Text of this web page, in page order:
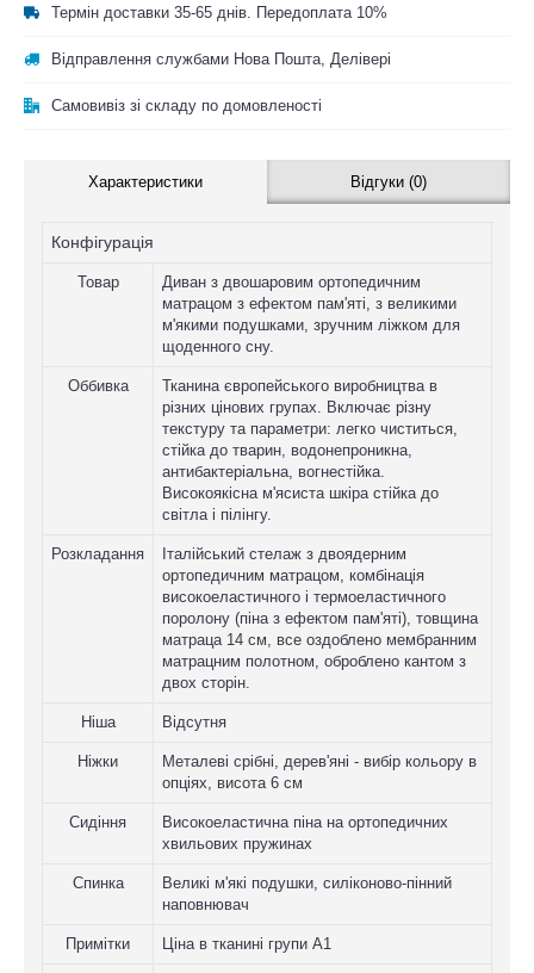
Термін доставки 35-65 днів. Передоплата 10%
Відправлення службами Нова Пошта, Делівері
Самовивіз зі складу по домовленості
Характеристики Відгуки (0)
Конфігурація
Товар
Диван з двошаровим ортопедичним
матрацом з ефектом пам'яті, з великими
м'якими подушками, зручним ліжком для
щоденного сну.
Оббивка
Тканина європейського виробництва в
різних цінових групах. Включає різну
текстуру та параметри: легко чиститься,
стійка до тварин, водонепроникна,
антибактеріальна, вогнестійка.
Високоякісна м'ясиста шкіра стійка до
світла і пілінгу.
Розкладання
Італійський стелаж з двоядерним
ортопедичним матрацом, комбінація
високоеластичного і термоеластичного
поролону (піна з ефектом пам'яті), товщина
матраца 14 см, все оздоблено мембранним
матрацним полотном, оброблено кантом з
двох сторін.
Ніша Відсутня
Ніжки
Металеві срібні, дерев'яні - вибір кольору в
опціях, висота 6 см
Сидіння
Високоеластична піна на ортопедичних
хвильових пружинах
Спинка
Великі м'які подушки, силіконово-пінний
наповнювач
Примітки Ціна в тканині групи A1